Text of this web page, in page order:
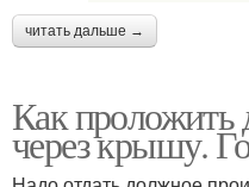
читать дальше →
Как проложить
через крышу.